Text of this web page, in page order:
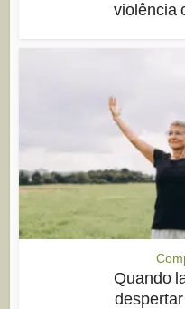
violência
Quando